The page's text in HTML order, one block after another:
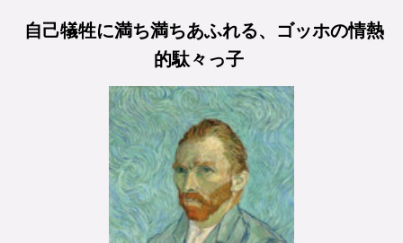
自己犠牲に満ち満ちあふれる、ゴッホの情熱
的駄々っ子